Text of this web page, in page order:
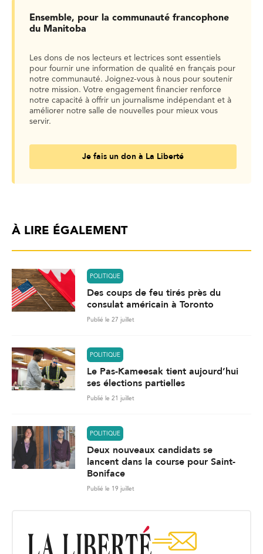
Ensemble, pour la communauté francophone
du Manitoba
Les dons de nos lecteurs et lectrices sont essentiels
pour fournir une information de qualité en français pour
notre communauté. Joignez-vous à nous pour soutenir
notre mission. Votre engagement financier renforce
notre capacité à offrir un journalisme indépendant et à
améliorer notre salle de nouvelles pour mieux vous
servir.
Je fais un don à La Liberté
À LIRE ÉGALEMENT
POLITIQUE
Des coups de feu tirés près du
consulat américain à Toronto
Publié le 27 juillet
POLITIQUE
Le Pas-Kameesak tient aujourd’hui
ses élections partielles
Publié le 21 juillet
POLITIQUE
Deux nouveaux candidats se
lancent dans la course pour Saint-
Boniface
Publié le 19 juillet